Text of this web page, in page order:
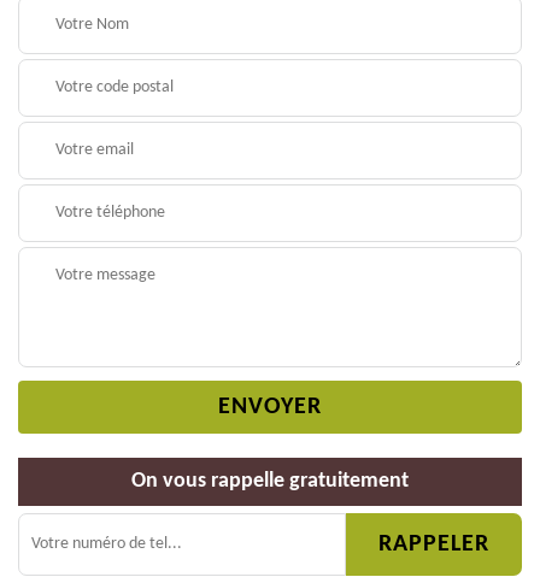
On vous rappelle gratuitement